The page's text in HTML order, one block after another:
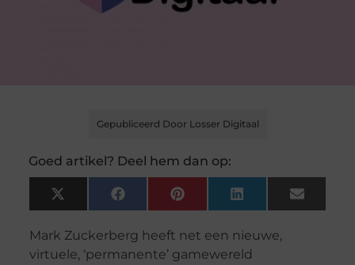
Gepubliceerd Door Losser Digitaal
Goed artikel? Deel hem dan op:
X
(Twitter)
FacebookPinterest LinkedIn Email
Mark Zuckerberg heeft net een nieuwe,
virtuele, ‘permanente’ gamewereld